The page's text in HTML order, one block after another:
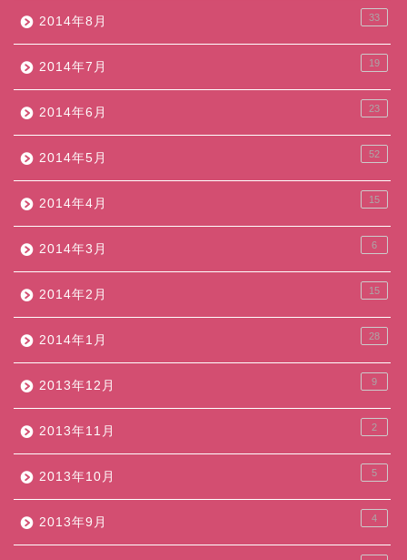
2014年8月 33
2014年7月 19
2014年6月 23
2014年5月 52
2014年4月 15
2014年3月 6
2014年2月 15
2014年1月 28
2013年12月 9
2013年11月 2
2013年10月 5
2013年9月 4